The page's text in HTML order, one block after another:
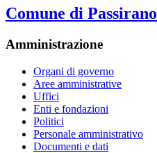
Comune di Passirano
Amministrazione
Organi di governo
Aree amministrative
Uffici
Enti e fondazioni
Politici
Personale amministrativo
Documenti e dati